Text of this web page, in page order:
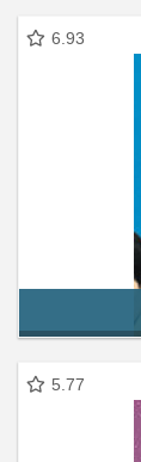
6.93
5.77